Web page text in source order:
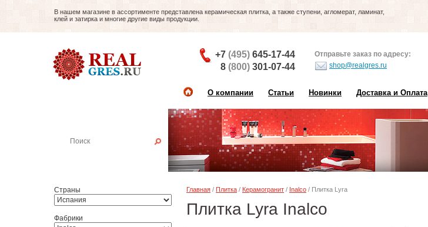
В нашем магазине в ассортименте представлена керамическая плитка, а также ступени, агломерат, ламинат,
клей и затирка и многие другие виды продукции.
+7 (495) 645-17-44
8 (800) 301-07-44
Отправьте заказ по адресу:
shop@realgres.ru
О компании Статьи Новинки Доставка и Оплата
Страны
Фабрики
Главная / Плитка / Керамогранит / Inalco / Плитка Lyra
Плитка Lyra Inalco